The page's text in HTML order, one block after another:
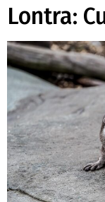
Lontra: